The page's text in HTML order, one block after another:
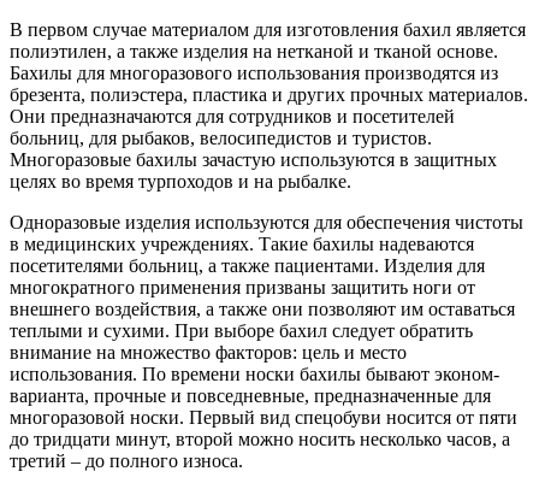
В первом случае материалом для изготовления бахил является
полиэтилен, а также изделия на нетканой и тканой основе.
Бахилы для многоразового использования производятся из
брезента, полиэстера, пластика и других прочных материалов.
Они предназначаются для сотрудников и посетителей
больниц, для рыбаков, велосипедистов и туристов.
Многоразовые бахилы зачастую используются в защитных
целях во время турпоходов и на рыбалке.
Одноразовые изделия используются для обеспечения чистоты
в медицинских учреждениях. Такие бахилы надеваются
посетителями больниц, а также пациентами. Изделия для
многократного применения призваны защитить ноги от
внешнего воздействия, а также они позволяют им оставаться
теплыми и сухими. При выборе бахил следует обратить
внимание на множество факторов: цель и место
использования. По времени носки бахилы бывают эконом-
варианта, прочные и повседневные, предназначенные для
многоразовой носки. Первый вид спецобуви носится от пяти
до тридцати минут, второй можно носить несколько часов, а
третий – до полного износа.